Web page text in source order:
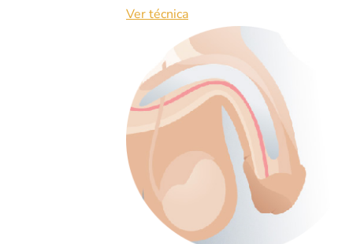
Ver técnica